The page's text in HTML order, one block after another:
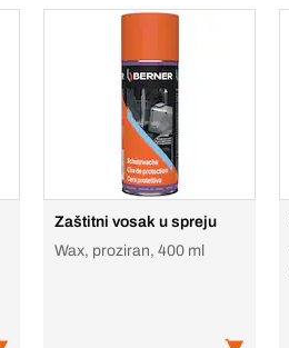
Zaštitni vosak u spreju
Wax, proziran, 400 ml